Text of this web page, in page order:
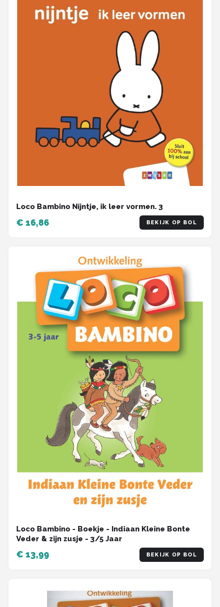
Loco Bambino Nijntje, ik leer vormen. 3
€ 16,86 BEKIJK OP BOL
Loco Bambino - Boekje - Indiaan Kleine Bonte
Veder & zijn zusje - 3/5 Jaar
€ 13,99 BEKIJK OP BOL